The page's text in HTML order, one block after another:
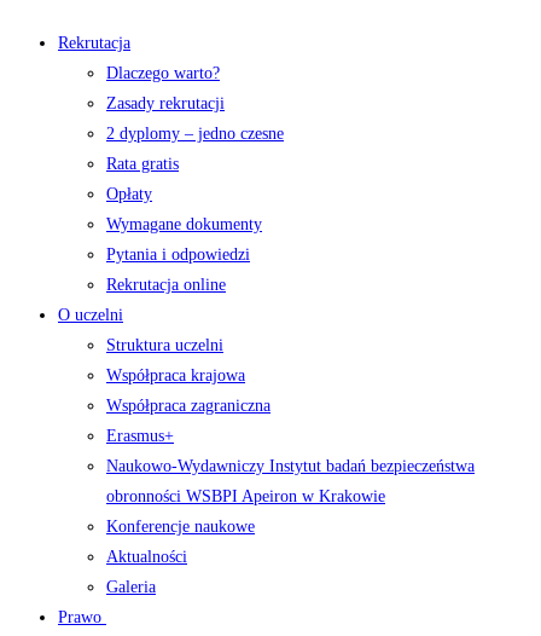
Rekrutacja
Dlaczego warto?
Zasady rekrutacji
2 dyplomy – jedno czesne
Rata gratis
Opłaty
Wymagane dokumenty
Pytania i odpowiedzi
Rekrutacja online
O uczelni
Struktura uczelni
Współpraca krajowa
Współpraca zagraniczna
Erasmus+
Naukowo-Wydawniczy Instytut badań bezpieczeństwa
obronności WSBPI Apeiron w Krakowie
Konferencje naukowe
Aktualności
Galeria
Prawo